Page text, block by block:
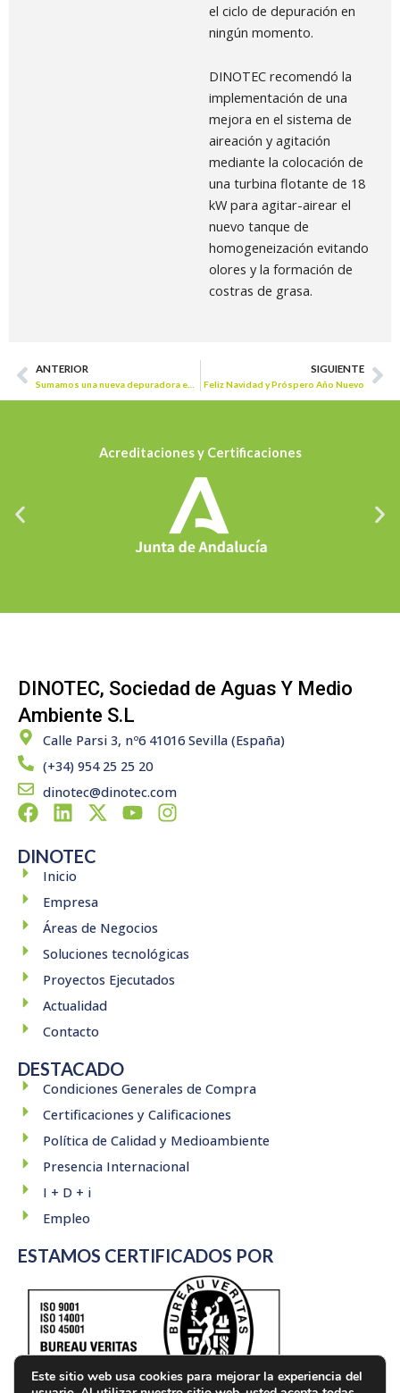
el ciclo de depuración en
ningún momento.
DINOTEC recomendó la
implementación de una
mejora en el sistema de
aireación y agitación
mediante la colocación de
una turbina flotante de 18
kW para agitar-airear el
nuevo tanque de
homogeneización evitando
olores y la formación de
costras de grasa.
Prev
ANTERIOR SIGUIENTE
Feliz Navidad y Próspero Año Nuevo
Acreditaciones y Certificaciones
DINOTEC, Sociedad de Aguas Y Medio
Ambiente S.L
Calle Parsi 3, nº6 41016 Sevilla (España)
(+34) 954 25 25 20
dinotec@dinotec.com
F
c
e
b
o
k
L
n
k
e
d
i
n
X
i
t
t
e
r
Y
e
I
a
m
DINOTEC
Inicio
Empresa
Áreas de Negocios
Soluciones tecnológicas
Proyectos Ejecutados
Actualidad
Contacto
DESTACADO
Condiciones Generales de Compra
Certificaciones y Calificaciones
Política de Calidad y Medioambiente
Presencia Internacional
I + D + i
Empleo
ESTAMOS CERTIFICADOS POR
Este sitio web usa cookies para mejorar la experiencia del